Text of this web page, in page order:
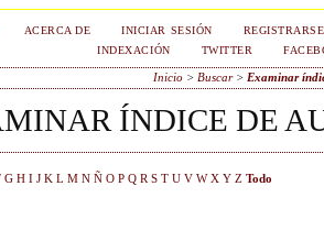
ACERCA DE INICIAR SESIÓN
REGISTRARSE
INDEXACIÓN
TWITTER
Inicio > Buscar> Examinar
ÍNDICE DE
G H I J K L M N Ñ O P Q R S T U V W X Y Z Todo